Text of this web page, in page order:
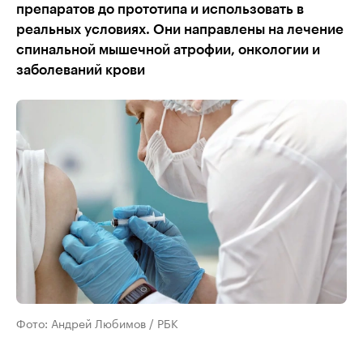
препаратов до прототипа и использовать в
реальных условиях. Они направлены на лечение
спинальной мышечной атрофии, онкологии и
заболеваний крови
Фото: Андрей Любимов / РБК